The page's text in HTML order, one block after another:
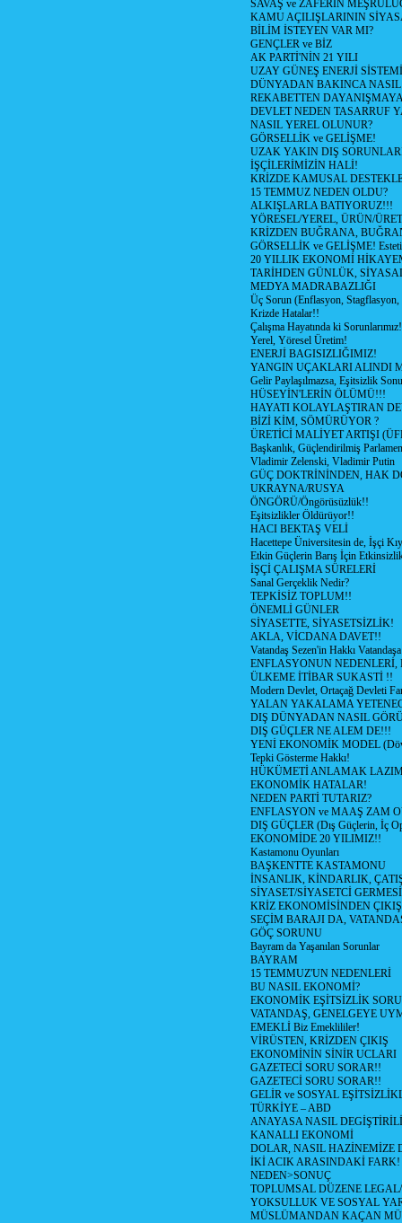
SAVAŞ ve ZAFERİN
KAMU AÇILIŞLARININ
BİLİM İSTEYEN VAR MI?
GENÇLER ve BİZ
AK PARTİ'NİN 21 YILI
UZAY GÜNEŞ ENERJİ SİSTEMİ
DÜNYADAN BAKINCA
REKABETTEN
DEVLET NEDEN TASARRUF
NASIL YEREL OLUNUR?
GÖRSELLİK ve GELİŞME!
UZAK YAKIN DIŞ
İŞÇİLERİMİZİN HALİ!
KRİZDE KAMUSAL
15 TEMMUZ NEDEN OLDU?
ALKIŞLARLA BATIYORUZ!!!
YÖRESEL/YEREL, ÜRÜN/
KRİZDEN BUĞRANA,
GÖRSELLİK ve GELİŞME!
20 YILLIK EKONOMİ
TARİHDEN GÜNLÜK,
MEDYA MADRABAZLIĞI
Üç Sorun (Enflasyon, Stagflasyon,
Krizde Hatalar!!
Çalışma Hayatında ki
Yerel, Yöresel Üretim!
ENERJİ BAGISIZLIĞIMIZ!
YANGIN UÇAKLARI ALINDI
Gelir Paylaşılmazsa, Eşitsizlik
HÜSEYİN'LERİN ÖLÜMÜ!!!
HAYATI KOLAYLAŞTIRAN
BİZİ KİM, SÖMÜRÜYOR ?
ÜRETİCİ MALİYET ARTIŞI
Başkanlık, Güçlendirilmiş
Vladimir Zelenski, Vladimir Putin
GÜÇ DOKTRİNİNDEN, HAK
UKRAYNA/RUSYA
ÖNGÖRÜ/Öngörüsüzlük!!
Eşitsizlikler Öldürüyor!!
HACI BEKTAŞ VELİ
Hacettepe Üniversitesin de, İşçi
Etkin Güçlerin Barış İçin
İŞÇİ ÇALIŞMA SÜRELERİ
Sanal Gerçeklik Nedir?
TEPKİSİZ TOPLUM!!
ÖNEMLİ GÜNLER
SİYASETTE, SİYASETSİZLİK!
AKLA, VİCDANA DAVET!!
Vatandaş Sezen'in Hakkı
ENFLASYONUN NEDENLERİ,
ÜLKEME İTİBAR SUKASTİ !!
Modern Devlet, Ortaçağ Devleti
YALAN YAKALAMA
DIŞ DÜNYADAN NASIL
DIŞ GÜÇLER NE ALEM DE!!!
YENİ EKONOMİK MODEL
Tepki Gösterme Hakkı!
HÜKÜMETİ ANLAMAK
EKONOMİK HATALAR!
NEDEN PARTİ TUTARIZ?
ENFLASYON ve MAAŞ ZAM
DIŞ GÜÇLER (Dış Güçlerin, İç
EKONOMİDE 20 YILIMIZ!!
Kastamonu Oyunları
BAŞKENTTE KASTAMONU
İNSANLIK, KİNDARLIK,
SİYASET/SİYASETCİ
KRİZ EKONOMİSİNDEN ÇIKIŞ
SEÇİM BARAJI DA,
GÖÇ SORUNU
Bayram da Yaşanılan Sorunlar
BAYRAM
15 TEMMUZ'UN NEDENLERİ
BU NASIL EKONOMİ?
EKONOMİK EŞİTSİZLİK
VATANDAŞ, GENELGEYE
EMEKLİ Biz Emeklililer!
VİRÜSTEN, KRİZDEN ÇIKIŞ
EKONOMİNİN SİNİR UCLARI
GAZETECİ SORU SORAR!!
GAZETECİ SORU SORAR!!
GELİR ve SOSYAL
TÜRKİYE – ABD
ANAYASA NASIL
KANALLI EKONOMİ
DOLAR, NASIL HAZİNEMİZE
İKİ ACIK ARASINDAKİ FARK!
NEDEN>SONUÇ
TOPLUMSAL DÜZENE
YOKSULLUK VE SOSYAL
MÜSLÜMANDAN KAÇAN